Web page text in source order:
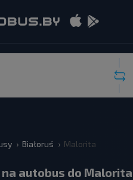
Białoruś Malorita
autobus do Malorita